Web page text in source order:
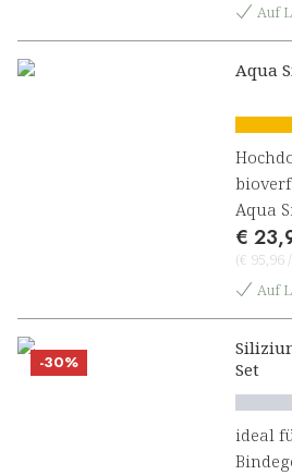
Auf
Aqua
Aqua
€
(€ 95,96 /
Auf
-30%
Set
ideal